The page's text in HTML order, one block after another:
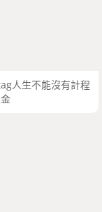
人生不能沒有計程